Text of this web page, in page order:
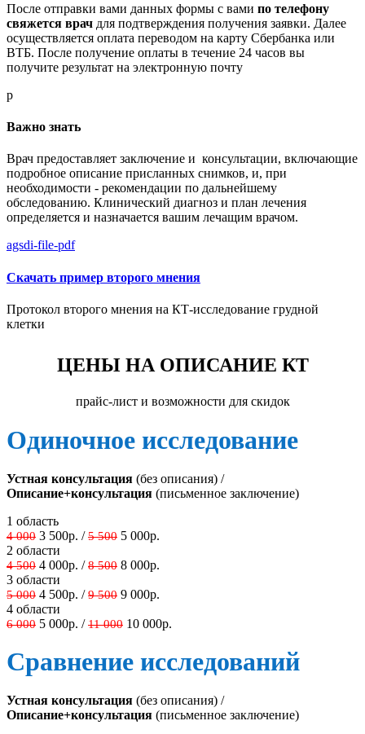
После отправки вами данных формы с вами по телефону
свяжется врач для подтверждения получения заявки. Далее
осуществляется оплата переводом на карту Сбербанка или
ВТБ. После получение оплаты в течение 24 часов вы
получите результат на электронную почту
p
Важно знать
Врач предоставляет заключение и консультации, включающие
подробное описание присланных снимков, и, при
необходимости - рекомендации по дальнейшему
обследованию. Клинический диагноз и план лечения
определяется и назначается вашим лечащим врачом.
agsdi-file-pdf
Скачать пример второго мнения
Протокол второго мнения на КТ-исследование грудной
клетки
ЦЕНЫ НА ОПИСАНИЕ КТ
прайс-лист и возможности для скидок
Одиночное исследование
Устная консультация (без описания) /
Описание+консультация (письменное заключение)
1 область
4 000 3 500р. /5 500 5 000р.
2 области
4 500 4 000р. /8 500 8 000р.
3 области
5 000 4 500р. /9 500 9 000р.
4 области
6 000 5 000р. /11 000 10 000р.
Сравнение исследований
Устная консультация (без описания) /
Описание+консультация (письменное заключение)